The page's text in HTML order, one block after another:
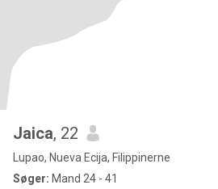
Jaica, 22
Lupao, Nueva Ecija, Filippinerne
Søger: Mand 24 - 41